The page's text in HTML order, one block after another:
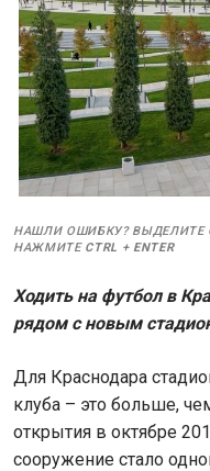
НАШЛИ ОШИБКУ?
НАЖМИТЕ CTRL + ENTER
Ходить на футбол в
рядом с новым
Для Краснодара
клуба – это больше,
открытия в октябре
сооружение стало